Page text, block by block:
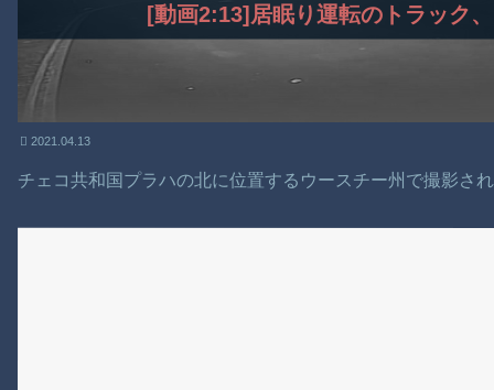
[動画2:13]居眠り運転のトラック
2021.04.13
チェコ共和国プラハの北に位置するウースチー州で撮影さ